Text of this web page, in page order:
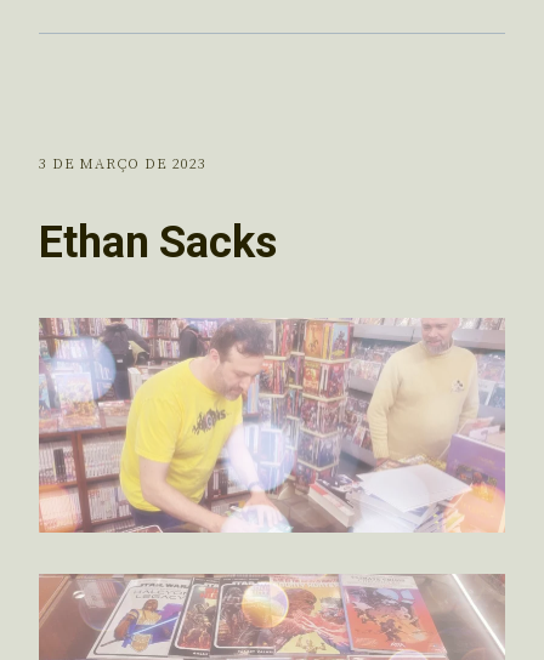
3 DE MARÇO DE 2023
Ethan Sacks